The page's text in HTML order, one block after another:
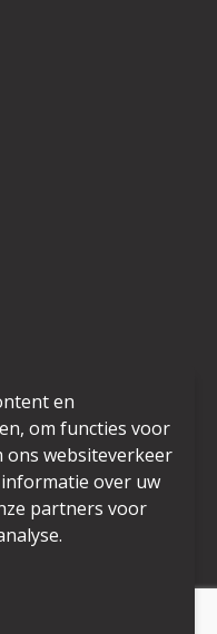
2025
en
om functies voor
ons websiteverkeer
over uw
partners voor